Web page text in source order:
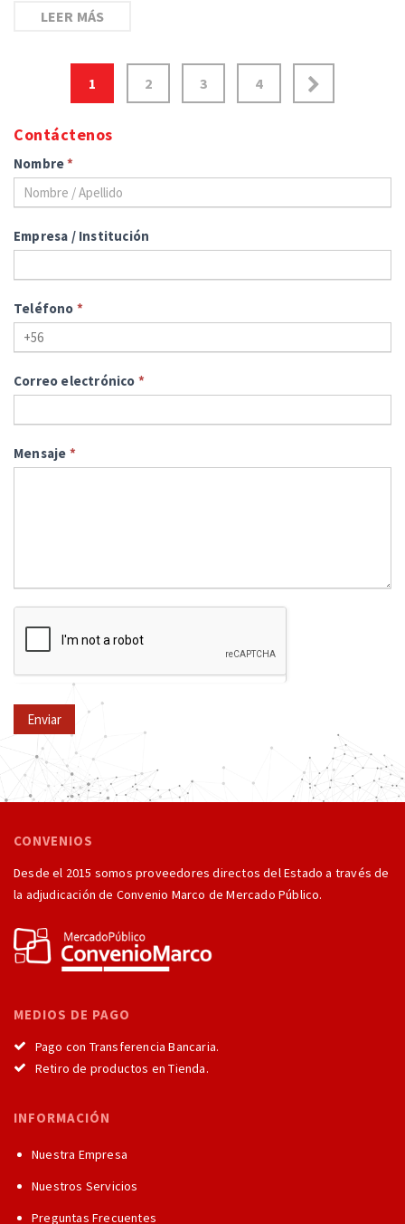
LEER MÁS
1 2 3 4
Contáctenos
Nombre*
Empresa / Institución
Teléfono *
Correo electrónico *
Mensaje *
Enviar
CONVENIOS
Desde el 2015 somos proveedores directos del Estado a través de
la adjudicación de Convenio Marco de Mercado Público.
MEDIOS DE PAGO
Pago con Transferencia Bancaria.
Retiro de productos en Tienda.
INFORMACIÓN
Nuestra Empresa
Nuestros Servicios
Preguntas Frecuentes